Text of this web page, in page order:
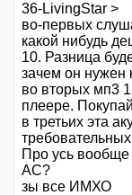
36-LivingStar >
во-первых
какой нибудь
10. Разница
зачем он нужен
во вторых мп3
плеере.
в третьих эта
Про усь вообще
АС?
зы все ИМХО